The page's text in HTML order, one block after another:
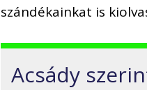
szándékainkat is
Acsády